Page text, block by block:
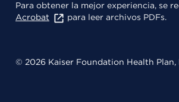
Para obtener la mejor experiencia, se
Acrobat
para leer archivos PDFs.
© 2026 Kaiser Foundation Health Plan,